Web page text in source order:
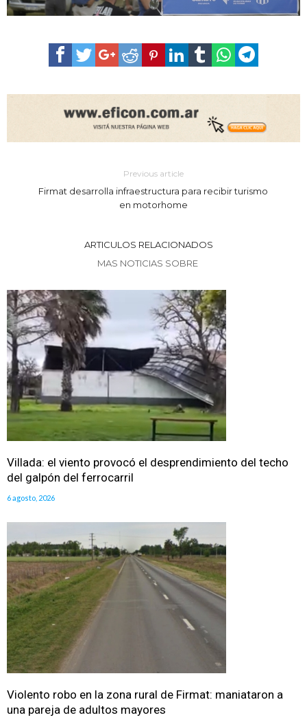
Previous article
Firmat desarrolla infraestructura para recibir turismo
en motorhome
ARTICULOS RELACIONADOS
MAS NOTICIAS SOBRE
Villada: el viento provocó el desprendimiento del techo
del galpón del ferrocarril
6 agosto, 2026
Violento robo en la zona rural de Firmat: maniataron a
una pareja de adultos mayores